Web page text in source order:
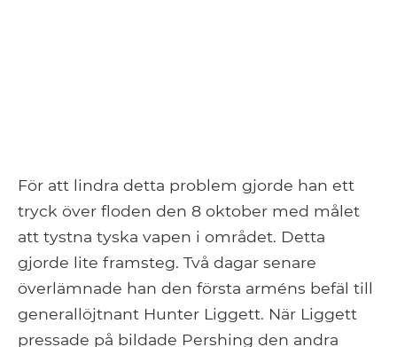
För att lindra detta problem gjorde han ett
tryck över floden den 8 oktober med målet
att tystna tyska vapen i området. Detta
gjorde lite framsteg. Två dagar senare
överlämnade han den första arméns befäl till
generallöjtnant Hunter Liggett. När Liggett
pressade på bildade Pershing den andra